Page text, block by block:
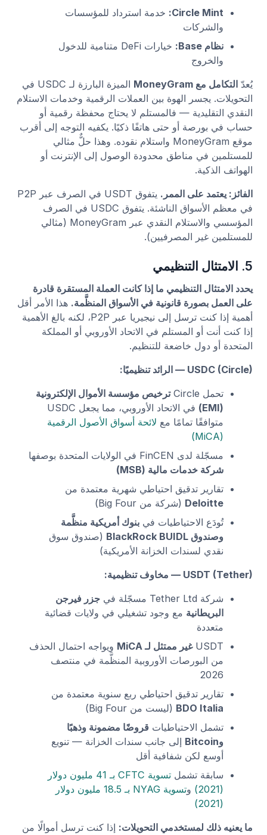
Circle Mint: خدمة استرداد للمؤسسات
والشركات
نظام Base:
خيارات DeFi متنامية للدخول
والخروج
يُعدّ التكامل مع MoneyGram
الميزة البارزة لـ USDC في
التحويلات. يجسر الهوة بين العملات الرقمية وخدمات الاستلام
النقدي التقليدية — فالمستلم لا يحتاج محفظة رقمية أو
حساب في بورصة أو حتى هاتفًا ذكيًا. يكفيه التوجه إلى أقرب
موقع MoneyGram واستلام نقوده. وهذا حلٌّ مثالي
للمستلمين في مناطق محدودة الوصول إلى الإنترنت أو
الهواتف الذكية.
الفائز: يعتمد على الممر.
يتفوق USDT في الصرف عبر P2P
في معظم الأسواق الناشئة. يتفوق USDC في الصرف
المؤسسي والاستلام النقدي عبر MoneyGram (مثالي
للمستلمين غير المصرفيين).
5. الامتثال التنظيمي
يحدد الامتثال التنظيمي ما إذا كانت العملة المستقرة قادرة
على العمل بصورة قانونية في الأسواق المنظَّمة. هذا الأمر أقل
أهمية إذا كنت ترسل إلى نيجيريا عبر P2P، لكنه بالغ الأهمية
إذا كنت أنت أو المستلم في الاتحاد الأوروبي أو المملكة
المتحدة أو دول خاضعة للتنظيم.
USDC (Circle) — الرائد تنظيميًا:
تحمل Circle
ترخيص مؤسسة الأموال الإلكترونية
(EMI)
في الاتحاد الأوروبي، مما يجعل USDC
متوافقًا تمامًا مع لائحة أسواق الأصول الرقمية
(MiCA)
مسجّلة لدى FinCEN في الولايات المتحدة بوصفها
شركة خدمات مالية (MSB)
تقارير تدقيق احتياطي شهرية معتمدة من
Deloitte (شركة من Big Four)
تُودَع الاحتياطيات في بنوك أمريكية منظَّمة
وصندوق BlackRock BUIDL
(صندوق سوق
نقدي لسندات الخزانة الأمريكية)
USDT (Tether) — مخاوف تنظيمية:
شركة Tether Ltd مسجّلة في
جزر فيرجن
البريطانية مع وجود تشغيلي في ولايات قضائية
متعددة
USDT غير ممتثل لـ MiCA
ويواجه احتمال الحذف
من البورصات الأوروبية المنظَّمة في منتصف
2026
تقارير تدقيق احتياطي ربع سنوية معتمدة من
BDO Italia (ليست من Big Four)
تشمل الاحتياطيات قروضًا مضمونة وذهبًا
وBitcoin
إلى جانب سندات الخزانة — تنويع
أوسع لكن شفافية أقل
سابقة تشمل
تسوية CFTC بـ 41 مليون دولار
(2021)
و
تسوية NYAG بـ 18.5 مليون دولار
(2021)
ما يعنيه ذلك لمستخدمي التحويلات: إذا كنت ترسل أموالًا من